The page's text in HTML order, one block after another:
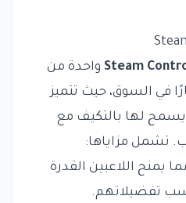
Steam واحدة من
في السوق، حيث تتميز
يسمح لها بالتكيف مع
تشمل مزاياها:
يمنح اللاعبين القدرة
تفضيلاتهم.